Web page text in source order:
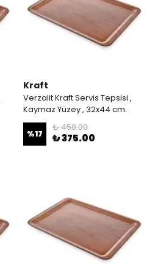
Kraft
Verzalit Kraft Servis Tepsisi ,
Kaymaz Yüzey , 32x44 cm.
%17
₺ 450.00
₺ 375.00